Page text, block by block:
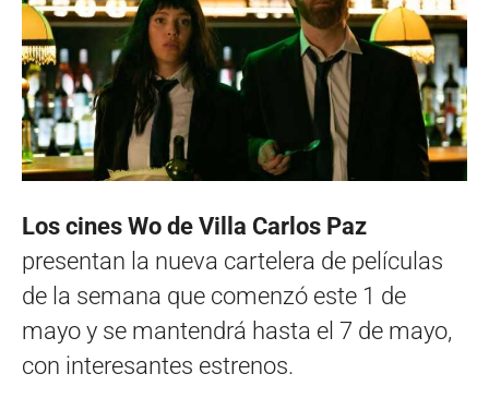
Los cines Wo de Villa Carlos Paz
presentan la nueva cartelera de películas
de la semana que comenzó este 1 de
mayo y se mantendrá hasta el 7 de mayo,
con interesantes estrenos.